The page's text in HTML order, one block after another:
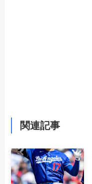
関連記事